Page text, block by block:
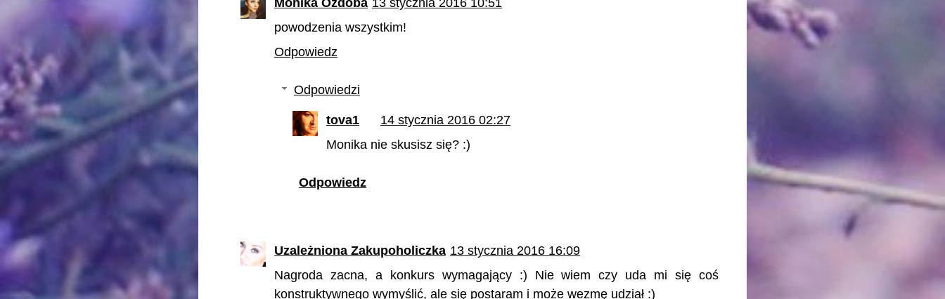
Monika Ozdoba 13 stycznia 2016 10:51
powodzenia wszystkim!
Odpowiedz
Odpowiedzi
tova1
14 stycznia 2016 02:27
Monika nie skusisz się? :)
Odpowiedz
Uzależniona Zakupoholiczka 13 stycznia 2016 16:09
Nagroda zacna, a konkurs wymagający :) Nie wiem czy uda mi się coś
konstruktywnego wymyślić, ale się postaram i może wezmę udział :)